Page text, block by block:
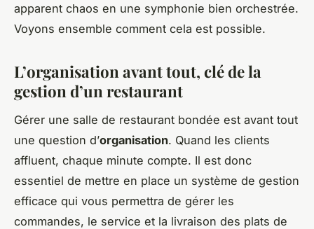
apparent chaos en une symphonie bien orchestrée.
Voyons ensemble comment cela est possible.
L’organisation avant tout, clé de la
gestion d’un restaurant
Gérer une salle de restaurant bondée est avant tout
une question d’organisation. Quand les clients
affluent, chaque minute compte. Il est donc
essentiel de mettre en place un système de gestion
efficace qui vous permettra de gérer les
commandes, le service et la livraison des plats de